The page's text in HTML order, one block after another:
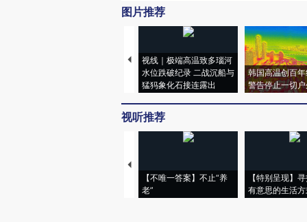
图片推荐
视线｜极端高温致多瑙河
水位跌破纪录 二战沉船与
猛犸象化石接连露出
韩国高温创百
警告停止一切
视听推荐
【不唯一答案】不止“养
老”
【特别呈现】
有意思的生活方